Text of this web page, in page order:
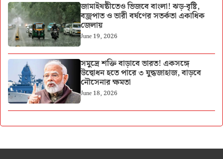
জামাইষষ্ঠীতেও ভিজবে বাংলা! ঝড়-বৃষ্টি,
বজ্রপাত ও ভারী বর্ষণের সতর্কতা একাধিক
জেলায়
June 19, 2026
সমুদ্রে শক্তি বাড়াবে ভারত! একসঙ্গে
উদ্বোধন হতে পারে ৩ যুদ্ধজাহাজ, বাড়বে
নৌসেনার ক্ষমতা
June 18, 2026